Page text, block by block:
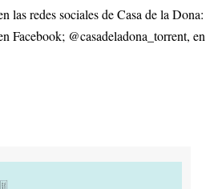
las redes sociales de Casa de la Dona:
Facebook; @casadeladona_torrent, en